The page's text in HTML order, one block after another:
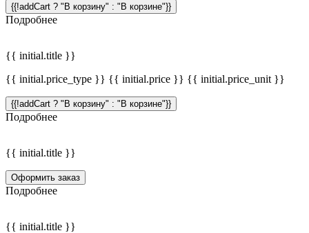
{{!addCart ? "В корзину" : "В корзине"}}
Подробнее
{{ initial.title }}
{{ initial.price_type }} {{ initial.price }} {{ initial.price_unit }}
{{!addCart ? "В корзину" : "В корзине"}}
Подробнее
{{ initial.title }}
Оформить заказ
Подробнее
{{ initial.title }}